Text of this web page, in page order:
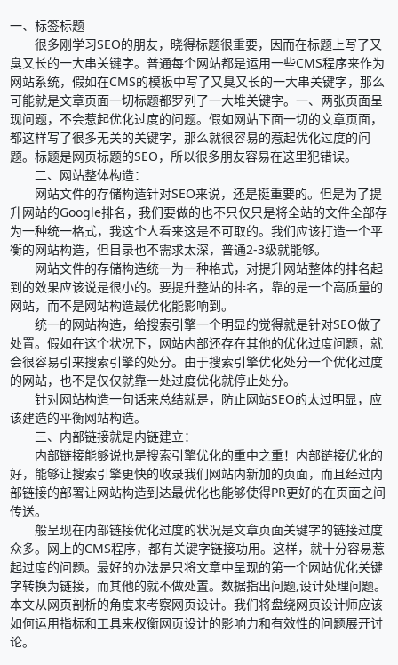
一、标签标题
很多刚学习SEO的朋友，晓得标题很重要，因而在标题上写了又
臭又长的一大串关键字。普通每个网站都是运用一些CMS程序来作为
网站系统，假如在CMS的模板中写了又臭又长的一大串关键字，那么
可能就是文章页面一切标题都罗列了一大堆关键字。一、两张页面呈
现问题，不会惹起优化过度的问题。假如网站下面一切的文章页面，
都这样写了很多无关的关键字，那么就很容易的惹起优化过度的问
题。标题是网页标题的SEO，所以很多朋友容易在这里犯错误。
二、网站整体构造：
网站文件的存储构造针对SEO来说，还是挺重要的。但是为了提
升网站的Google排名，我们要做的也不只仅只是将全站的文件全部存
为一种统一格式，我这个人看来这是不可取的。我们应该打造一个平
衡的网站构造，但目录也不需求太深，普通2-3级就能够。
网站文件的存储构造统一为一种格式，对提升网站整体的排名起
到的效果应该说是很小的。要提升整站的排名，靠的是一个高质量的
网站，而不是网站构造最优化能影响到。
统一的网站构造，给搜索引擎一个明显的觉得就是针对SEO做了
处置。假如在这个状况下，网站内部还存在其他的优化过度问题，就
会很容易引来搜索引擎的处分。由于搜索引擎优化处分一个优化过度
的网站，也不是仅仅就靠一处过度优化就停止处分。
针对网站构造一句话来总结就是，防止网站SEO的太过明显，应
该建造的平衡网站构造。
三、内部链接就是内链建立：
内部链接能够说也是搜索引擎优化的重中之重！内部链接优化的
好，能够让搜索引擎更快的收录我们网站内新加的页面，而且经过内
部链接的部署让网站构造到达最优化也能够使得PR更好的在页面之间
传送。
般呈现在内部链接优化过度的状况是文章页面关键字的链接过度
众多。网上的CMS程序，都有关键字链接功用。这样，就十分容易惹
起过度的问题。最好的办法是只将文章中呈现的第一个网站优化关键
字转换为链接，而其他的就不做处置。数据指出问题,设计处理问题。
本文从网页剖析的角度来考察网页设计。我们将盘绕网页设计师应该
如何运用指标和工具来权衡网页设计的影响力和有效性的问题展开讨
论。